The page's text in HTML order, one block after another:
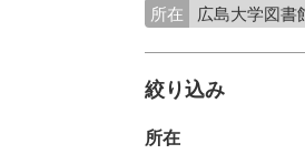
所在
広島大学図書
絞り込み
所在